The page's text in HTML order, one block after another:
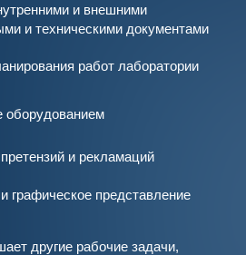
и внешними
и техническими документами
работ лаборатории
оборудованием
и рекламаций
графическое представление
другие рабочие задачи,